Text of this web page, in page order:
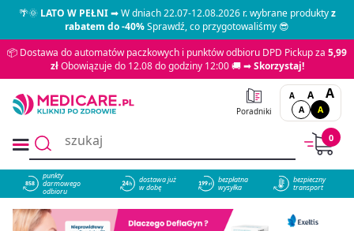
🌴🌞LATO W PEŁNI➡ W dniach 22.07-12.08.2026 r. wybrane produktyz
rabatem do -40%Sprawdź, co przygotowaliśmy 😎
📦 Dostawa do automatów paczkowych i punktów odbioru DPD Pickup za 5,99
złObowiązuje do 12.08 do godziny 12:00 🚚 ➡Skorzystaj!
Poradniki
A A A
A A
0
858
punkty
darmowego
odbioru
dostawa już
w dobę
bezpłatna
wysyłka
bezpieczny
transport